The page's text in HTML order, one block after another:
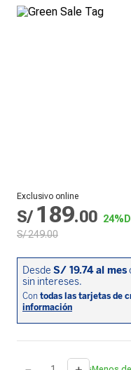
Exclusivo online
S/ 189.00 24%
S/249.00